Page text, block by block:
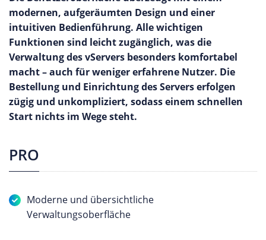
modernen, aufgeräumten Design und einer
intuitiven Bedienführung. Alle wichtigen
Funktionen sind leicht zugänglich, was die
Verwaltung des vServers besonders komfortabel
macht – auch für weniger erfahrene Nutzer. Die
Bestellung und Einrichtung des Servers erfolgen
zügig und unkompliziert, sodass einem schnellen
Start nichts im Wege steht.
PRO
Moderne und übersichtliche
Verwaltungsoberfläche